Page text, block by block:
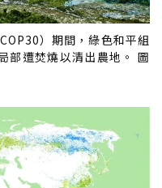
）期間，綠色和平組
部遭焚燒以清出農地。 圖